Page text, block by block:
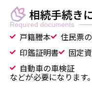
相続手続き
Required documents
戸籍謄本 住民票
印鑑証明書
固定
自動車の車検証
などが必要になります。